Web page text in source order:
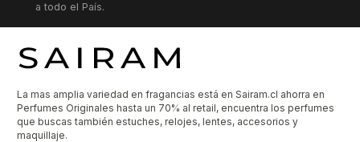
a todo el País.
La mas amplia variedad en fragancias está en Sairam.cl ahorra en
Perfumes Originales hasta un 70% al retail, encuentra los perfumes
que buscas también estuches, relojes, lentes, accesorios y
maquillaje.